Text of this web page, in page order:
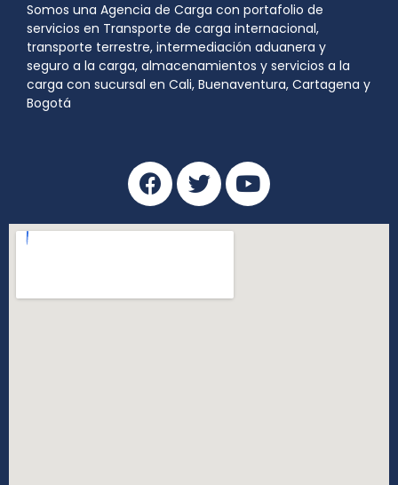
Somos una Agencia de Carga con portafolio de
servicios en Transporte de carga internacional,
transporte terrestre, intermediación aduanera y
seguro a la carga, almacenamientos y servicios a la
carga con sucursal en Cali, Buenaventura, Cartagena y
Bogotá